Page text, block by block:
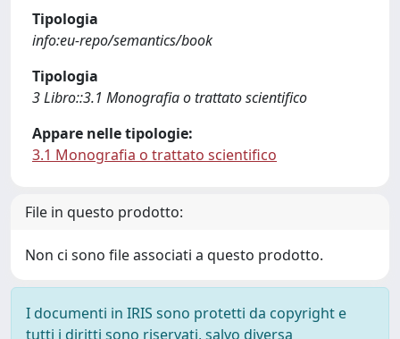
Tipologia
info:eu-repo/semantics/book
Tipologia
3 Libro::3.1 Monografia o trattato scientifico
Appare nelle tipologie:
3.1 Monografia o trattato scientifico
File in questo prodotto:
Non ci sono file associati a questo prodotto.
I documenti in IRIS sono protetti da copyright e
tutti i diritti sono riservati, salvo diversa